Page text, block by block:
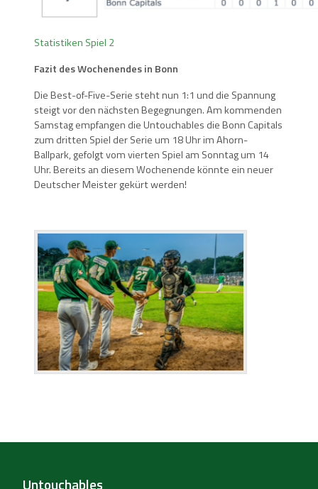
Statistiken Spiel 2
Fazit des Wochenendes in Bonn
Die Best-of-Five-Serie steht nun 1:1 und die Spannung
steigt vor den nächsten Begegnungen. Am kommenden
Samstag empfangen die Untouchables die Bonn Capitals
zum dritten Spiel der Serie um 18 Uhr im Ahorn-
Ballpark, gefolgt vom vierten Spiel am Sonntag um 14
Uhr. Bereits an diesem Wochenende könnte ein neuer
Deutscher Meister gekürt werden!
Untouchables